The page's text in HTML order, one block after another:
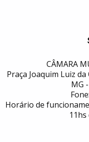
CÂMARA
Praça Joaquim Luiz
MG
Horário de
11hs